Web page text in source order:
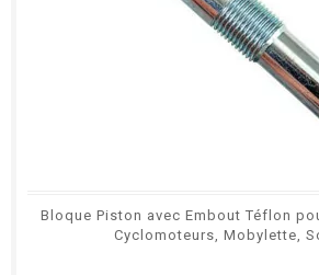
Bloque Piston avec Embout Téflon
Cyclomoteurs, Mobylette,